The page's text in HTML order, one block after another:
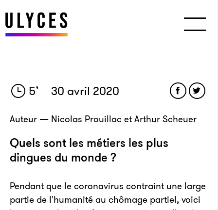
5’ 30 avril 2020
Auteur — Nicolas Prouillac et Arthur Scheuer
Quels sont les métiers les plus
dingues du monde ?
Pendant que le coronavirus contraint une large
partie de l'humanité au chômage partiel, voici